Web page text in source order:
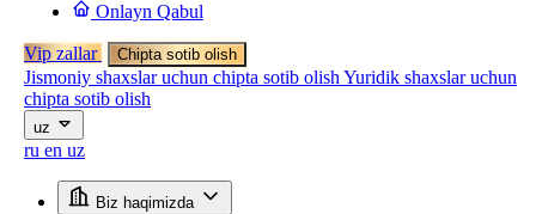
Onlayn Qabul
Vip zallar Chipta sotib olish
Jismoniy shaxslar uchun chipta sotib olish Yuridik shaxslar uchun
chipta sotib olish
uz
ru en uz
Biz haqimizda